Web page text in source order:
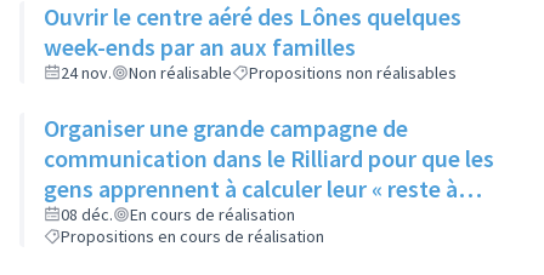
Ouvrir le centre aéré des Lônes quelques
week-ends par an aux familles
24 nov. Non réalisable Propositions non réalisables
Organiser une grande campagne de
communication dans le Rilliard pour que les
gens apprennent à calculer leur « reste à
vivre »
08 déc.
En cours de réalisation
Propositions en cours de réalisation